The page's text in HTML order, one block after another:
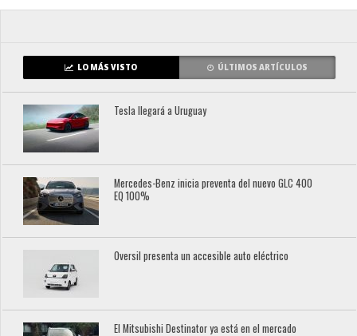
LO MÁS VISTO ÚLTIMOS ARTÍCULOS
Tesla llegará a Uruguay
Mercedes-Benz inicia preventa del nuevo GLC 400
EQ 100%
Oversil presenta un accesible auto eléctrico
El Mitsubishi Destinator ya está en el mercado